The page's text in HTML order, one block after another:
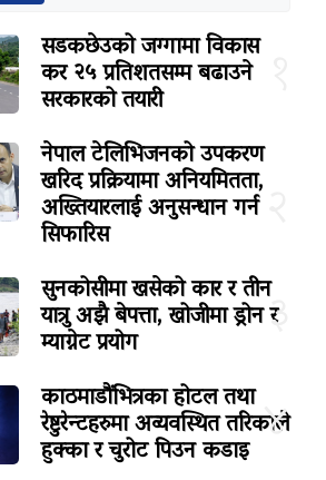
सडकछेउको जग्गामा विकास
कर २५ प्रतिशतसम्म बढाउने
सरकारको तयारी
नेपाल टेलिभिजनको उपकरण
खरिद प्रक्रियामा अनियमितता,
अख्तियारलाई अनुसन्धान गर्न
सिफारिस
३
सुनकोसीमा खसेको कार र तीन
यात्रु अझै बेपत्ता, खोजीमा ड्रोन र
म्याग्नेट प्रयोग
४
काठमाडौंभित्रका होटल तथा
रेष्टुरेन्टहरुमा अव्यवस्थित तरिकाले
हुक्का र चुरोट पिउन कडाइ